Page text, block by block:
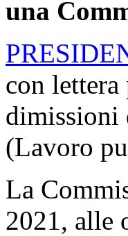
una
con lettera
dimissioni
(Lavoro
La
2021, alle